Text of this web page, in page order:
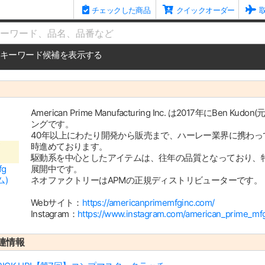
チェックした商品 クイックオーダー
キーワード候補を表示する
)
American Prime Manufacturing Inc. は2017年にBen Kudon(
ングです。
40年以上にわたり開発から販売まで、ハーレー業界に携わ
時進めております。
駆動系を中心としたアイテムは、往年の品質となっており
展開中です。
ネオファクトリーはAPMの正規ディストリビューターです。
Webサイト： https://americanprimemfginc.com/
Instagram： https://www.instagram.com/
情報